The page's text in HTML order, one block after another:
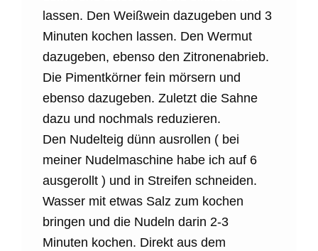
lassen. Den Weißwein dazugeben und 3
Minuten kochen lassen. Den Wermut
dazugeben, ebenso den Zitronenabrieb.
Die Pimentkörner fein mörsern und
ebenso dazugeben. Zuletzt die Sahne
dazu und nochmals reduzieren.
Den Nudelteig dünn ausrollen ( bei
meiner Nudelmaschine habe ich auf 6
ausgerollt ) und in Streifen schneiden.
Wasser mit etwas Salz zum kochen
bringen und die Nudeln darin 2-3
Minuten kochen. Direkt aus dem